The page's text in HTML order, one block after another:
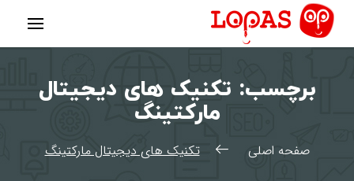
پرش
محتوا
برچسب: تکنیک های دیجیتال
مارکتینگ
صفحه اصلی تکنیک های دیجیتال مارکتینگ